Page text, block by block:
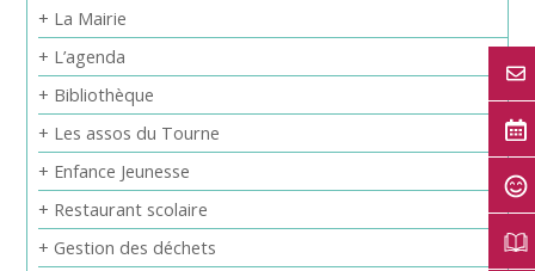
+ La Mairie
+ L’agenda
+ Bibliothèque
+ Les assos du Tourne
+ Enfance Jeunesse
+ Restaurant scolaire
+ Gestion des déchets